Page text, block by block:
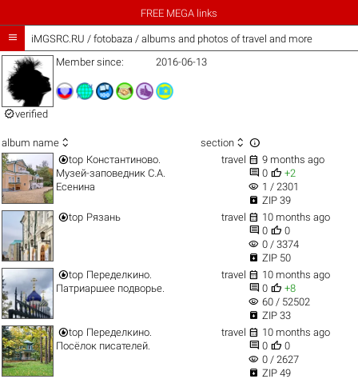
FREE MEGA links
 iMGSRC.RU / fotobaza / albums and photos of travel and more
verified
Member since: 2016-06-13
album name  section  
top Константиново.
Музей-заповедник С.А.
Есенина
travel  9 months ago
 0  +2
visibility 1 / 2301
 ZIP 39
top Рязань travel  10 months ago
 0  0
visibility 0 / 3374
 ZIP 50
top Переделкино.
Патриаршее подворье.
travel  10 months ago
 0  +8
visibility 60 / 52502
 ZIP 33
top Переделкино.
Посёлок писателей.
travel  10 months ago
 0  0
visibility 0 / 2627
 ZIP 49